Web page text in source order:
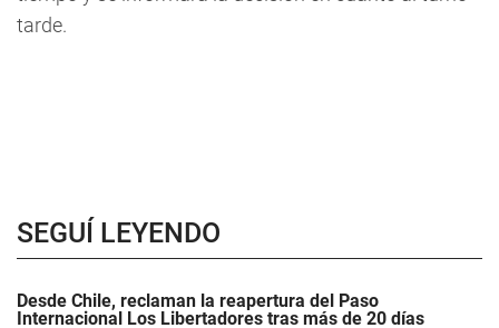
tarde.
SEGUÍ LEYENDO
Desde Chile, reclaman la reapertura del Paso
Internacional Los Libertadores tras más de 20 días